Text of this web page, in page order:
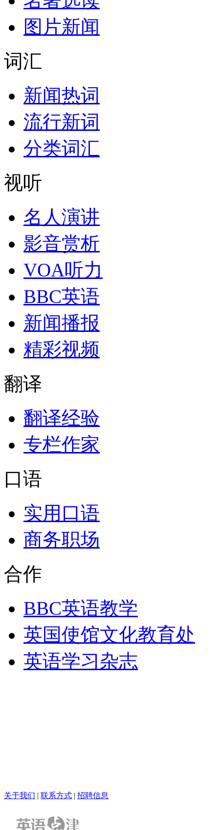
图片新闻
词汇
新闻热词
流行新词
分类词汇
视听
名人演讲
影音赏析
VOA听力
BBC英语
新闻播报
精彩视频
翻译
翻译经验
专栏作家
口语
实用口语
商务职场
合作
BBC英语教学
英国使馆文化教育处
英语学习杂志
关于我们 | 联系方式 | 招聘信息